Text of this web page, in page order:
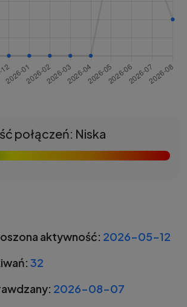
połączeń: Niska
aktywność: 2026-05-12
32
2026-08-07